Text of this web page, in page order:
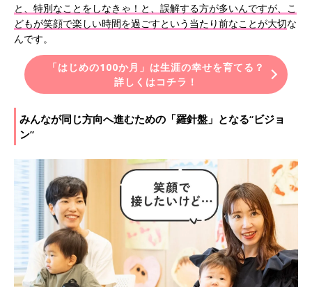
と、特別なことをしなきゃ！と、誤解する方が多いんですが、こ
どもが笑顔で楽しい時間を過ごすという当たり前なことが大切な
んです。
「はじめの100か月」は生涯の幸せを育てる？
詳しくはコチラ！
みんなが同じ方向へ進むための「羅針盤」となる“ビジョ
ン”